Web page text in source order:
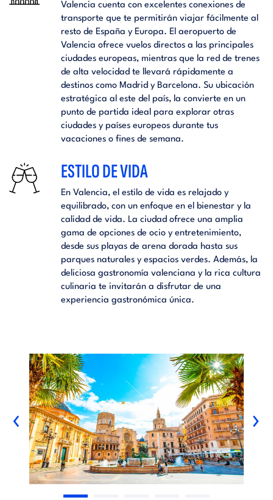
Valencia cuenta con excelentes conexiones de
transporte que te permitirán viajar fácilmente al
resto de España y Europa. El aeropuerto de
Valencia ofrece vuelos directos a las principales
ciudades europeas, mientras que la red de trenes
de alta velocidad te llevará rápidamente a
destinos como Madrid y Barcelona. Su ubicación
estratégica al este del país, la convierte en un
punto de partida ideal para explorar otras
ciudades y países europeos durante tus
vacaciones o fines de semana.
ESTILO DE VIDA
En Valencia, el estilo de vida es relajado y
equilibrado, con un enfoque en el bienestar y la
calidad de vida. La ciudad ofrece una amplia
gama de opciones de ocio y entretenimiento,
desde sus playas de arena dorada hasta sus
parques naturales y espacios verdes. Además, la
deliciosa gastronomía valenciana y la rica cultura
culinaria te invitarán a disfrutar de una
experiencia gastronómica única.
‹ ›